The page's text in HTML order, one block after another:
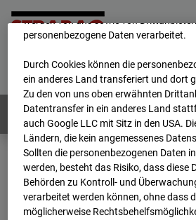
Deutsch / English
Webcams: Alle Länder
Home
Deutschland
BC-173 - BV-
Archiv
2026 07 08
werden von uns sowie von
personenbezogene Daten verarbeitet.
Durch Cookies können die
ein anderes Land transferiert und dort
Zu den von uns oben erwähnten
Datentransfer in ein anderes Land
auch Google LLC mit Sitz in den USA.
Ländern, die kein angemessenes
Sollten die personenbezogenen Daten
werden, besteht das Risiko, dass diese
Behörden zu Kontroll- und
verarbeitet werden können, ohne dass
möglicherweise